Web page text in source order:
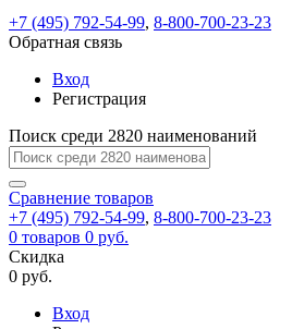
по
ней
для
регистрации.
Ок
Запомнить
меня
Забыли
Мы
отправим
ссылку
на
указанный
электронный
адрес,
перейдя
по
которой
вы
новый
test@test.ru
отправлена
ссылка.
Перейдите
по
для
смены
пароля.
Сменить
Войти
Сообщение
пользовательского
соглашения
+7 (495) 792-54-99, 8-800-700-23-23
Обратная связь
Вход
Регистрация
Поиск среди 2820 наименований
Сравнение товаров
+7 (495) 792-54-99, 8-800-700-23-23
0 товаров 0 руб.
Скидка
0 руб.
Вход